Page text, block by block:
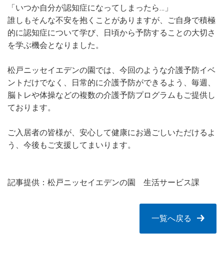
「いつか自分が認知症になってしまったら…」
誰しもそんな不安を抱くことがありますが、ご自身で積極
的に認知症について学び、日頃から予防することの大切さ
を学ぶ機会となりました。
松戸ニッセイエデンの園では、今回のような介護予防イベ
ントだけでなく、日常的に介護予防ができるよう、毎週、
脳トレや体操などの複数の介護予防プログラムもご提供し
ております。
ご入居者の皆様が、安心して健康にお過ごしいただけるよ
う、今後もご支援してまいります。
記事提供：松戸ニッセイエデンの園 生活サービス課
一覧へ戻る